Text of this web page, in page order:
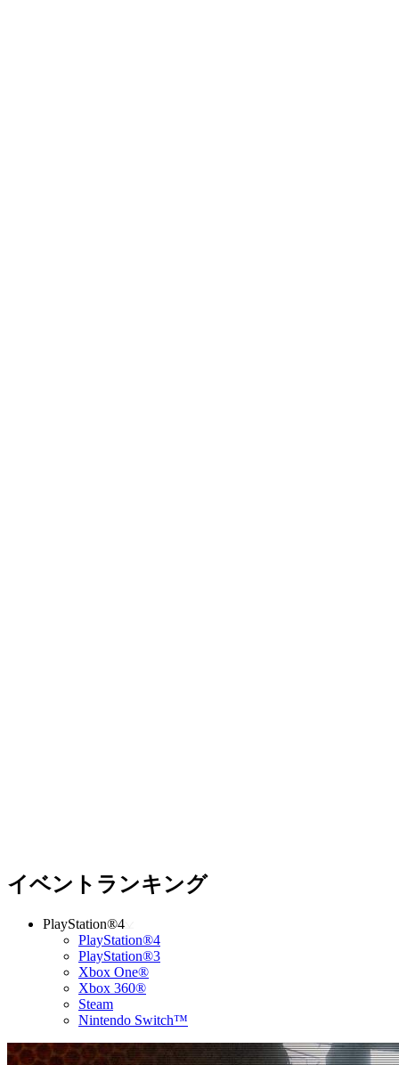
イベントランキング
PlayStation®4
PlayStation®4
PlayStation®3
Xbox One®
Xbox 360®
Steam
Nintendo Switch™